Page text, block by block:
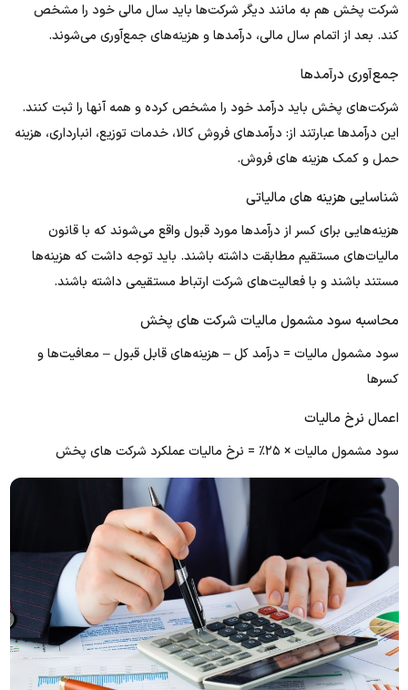
شرکت پخش هم به مانند دیگر شرکت‌ها باید سال مالی خود را مشخص
کند. بعد از اتمام سال مالی، درآمدها و هزینه‌های جمع‌آوری می‌شوند.
جمع‌آوری درآمدها
شرکت‌های پخش باید درآمد خود را مشخص کرده و همه آنها را ثبت کنند.
این درآمدها عبارتند از: درآمدهای فروش کالا، خدمات توزیع، انبارداری، هزینه
حمل و کمک هزینه‌ های فروش.
شناسایی هزینه‌ های مالیاتی
هزینه‌هایی برای کسر از درآمدها مورد قبول واقع می‌شوند که با قانون
مالیات‌های مستقیم مطابقت داشته باشند. باید توجه داشت که هزینه‌ها
مستند باشند و با فعالیت‌های شرکت ارتباط مستقیمی داشته باشند.
محاسبه سود مشمول مالیات شرکت های پخش
سود مشمول مالیات = درآمد کل – هزینه‌های قابل قبول – معافیت‌ها و
کسرها
اعمال نرخ مالیات
سود مشمول مالیات × ۲۵٪ = نرخ مالیات عملکرد شرکت های پخش